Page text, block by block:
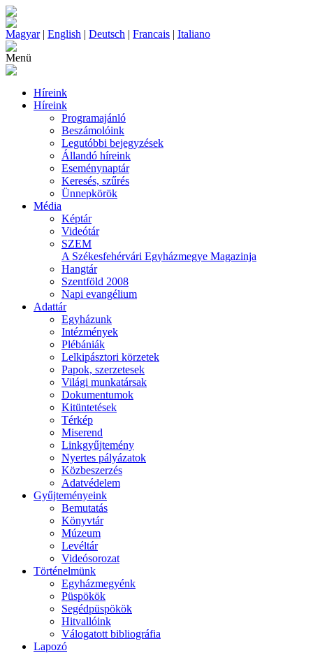
Magyar| English | Deutsch | Francais | Italiano
Menü
Híreink
Híreink
Programajánló
Beszámolóink
Legutóbbi bejegyzések
Állandó híreink
Eseménynaptár
Keresés, szűrés
Ünnepkörök
Média
Képtár
Videótár
SZEM
A Székesfehérvári Egyházmegye Magazinja
Hangtár
Szentföld 2008
Napi evangélium
Adattár
Egyházunk
Intézmények
Plébániák
Lelkipásztori körzetek
Papok, szerzetesek
Világi munkatársak
Dokumentumok
Kitüntetések
Térkép
Miserend
Linkgyűjtemény
Nyertes pályázatok
Közbeszerzés
Adatvédelem
Gyűjteményeink
Bemutatás
Könyvtár
Múzeum
Levéltár
Videósorozat
Történelmünk
Egyházmegyénk
Püspökök
Segédpüspökök
Hitvallóink
Válogatott bibliográfia
Lapozó